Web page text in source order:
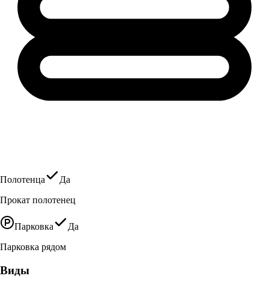
Полотенца
Да
Прокат полотенец
Парковка
Да
Парковка рядом
Виды